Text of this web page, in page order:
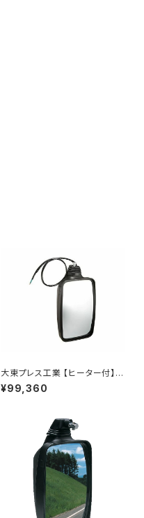
大東プレス工業 【ヒーター付】ハ
イウェイミラー リモコン+ヒータ
ー付 DI-6021CXE
¥99,360